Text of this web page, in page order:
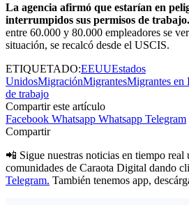
La agencia afirmó que estarían en
interrumpidos sus permisos de trabajo.
entre 60.000 y 80.000 empleadores se
situación, se recalcó desde el USCIS.
ETIQUETADO:EEUUEstados
UnidosMigraciónMigrantesMigrantes en
de trabajo
Compartir este artículo
Facebook Whatsapp Whatsapp Telegram
Compartir
📲 Sigue nuestras noticias en tiempo real
comunidades de Caraota Digital dando
Telegram. También tenemos app,